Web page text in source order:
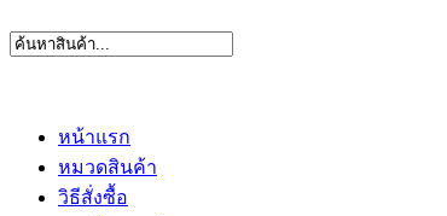
หน้าแรก
หมวดสินค้า
วิธีสั่งซื้อ